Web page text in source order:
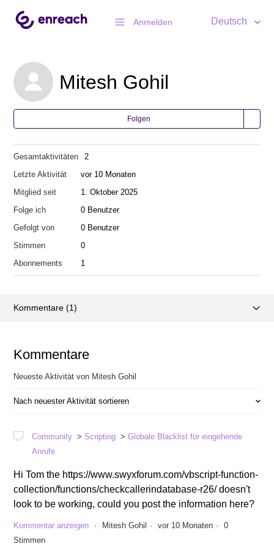
Anmelden Deutsch
Mitesh Gohil
Folgen
Gesamtaktivitäten
2
Letzte Aktivität
vor 10 Monaten
Mitglied seit
1. Oktober 2025
Folge ich
0 Benutzer
Gefolgt von
0 Benutzer
Stimmen
0
Abonnements
1
Kommentare (1)
Kommentare
Neueste Aktivität von Mitesh Gohil
Nach neuester Aktivität sortieren
Community Scripting
Globale Blacklist für eingehende
Anrufe
Hi Tom the https://www.swyxforum.com/vbscript-function-
collection/functions/checkcallerindatabase-r26/ doesn't
look to be working, could you post the information here?
Kommentar anzeigen Mitesh Gohil vor 10 Monaten
0
Stimmen